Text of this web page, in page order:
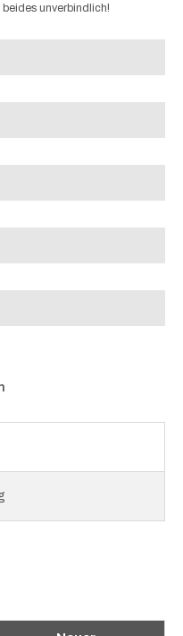
unverbindlich!